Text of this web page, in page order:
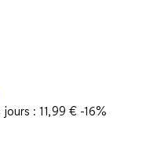
jours :11,99 €-16%